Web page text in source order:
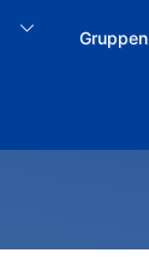
Gruppen